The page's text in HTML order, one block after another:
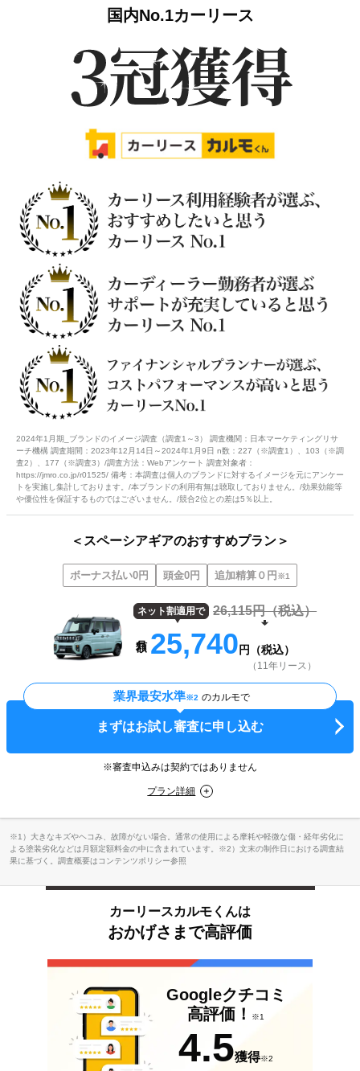
国内No.1カーリース
2024年1月期_ブランドのイメージ調査（調査1～3） 調査機関：日本マーケティングリサ
ーチ機構 調査期間：2023年12月14日～2024年1月9日 n数：227（※調査1）、103（※調
査2）、177（※調査3）/調査方法：Webアンケート 調査対象者：
https://jmro.co.jp/r01525/ 備考：本調査は個人のブランドに対するイメージを元にアンケー
トを実施し集計しております。/本ブランドの利用有無は聴取しておりません。/効果効能等
や優位性を保証するものではございません。/競合2位との差は5％以上。
＜スペーシアギアのおすすめプラン＞
ボーナス払い0円 頭金0円 追加精算０円 ※1
ネット割適用で 26,115円（税込）
25,740 円（税込）
（11年リース）
業界最安水準※2 のカルモで
まずはお試し審査に申し込む
※審査申込みは契約ではありません
プラン詳細
※1）大きなキズやヘコみ、故障がない場合。通常の使用による摩耗や軽微な傷・経年劣化に
よる塗装劣化などは月額定額料金の中に含まれています。※2）文末の制作日における調査結
果に基づく。調査概要はコンテンツポリシー参照
カーリースカルモくんは
おかげさまで高評価
Googleクチコミ
高評価！
※1
4.5獲得※2